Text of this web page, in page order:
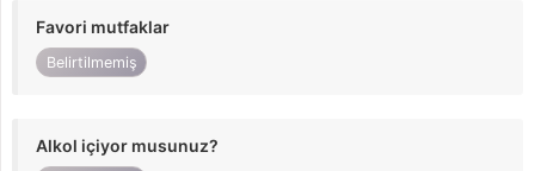
Favori mutfaklar
Belirtilmemiş
Alkol içiyor musunuz?